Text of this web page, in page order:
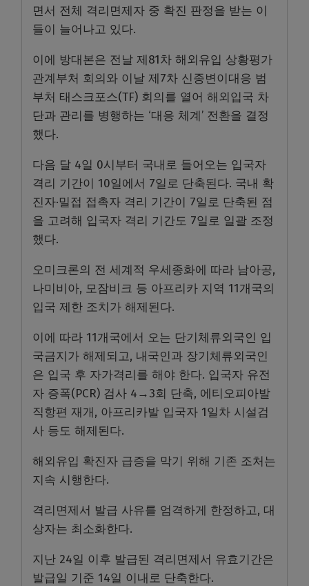
면서 전체 격리면제자 중 확진 판정을 받는 이
들이 늘어나고 있다.
이에 방대본은 전날 제81차 해외유입 상황평가
관계부처 회의와 이날 제7차 신종변이대응 범
부처 태스크포스(TF) 회의를 열어 해외입국 차
단과 관리를 병행하는 ‘대응 체계’ 전환을 결정
했다.
다음 달 4일 0시부터 국내로 들어오는 입국자
격리 기간이 10일에서 7일로 단축된다. 국내 확
진자·밀접 접촉자 격리 기간이 7일로 단축된 점
을 고려해 입국자 격리 기간도 7일로 일괄 조정
했다.
오미크론의 전 세계적 우세종화에 따라 남아공,
나미비아, 모잠비크 등 아프리카 지역 11개국의
입국 제한 조치가 해제된다.
이에 따라 11개국에서 오는 단기체류외국인 입
국금지가 해제되고, 내국인과 장기체류외국인
은 입국 후 자가격리를 해야 한다. 입국자 유전
자 증폭(PCR) 검사 4→3회 단축, 에티오피아발
직항편 재개, 아프리카발 입국자 1일차 시설검
사 등도 해제된다.
해외유입 확진자 급증을 막기 위해 기존 조처는
지속 시행한다.
격리면제서 발급 사유를 엄격하게 한정하고, 대
상자는 최소화한다.
지난 24일 이후 발급된 격리면제서 유효기간은
발급일 기준 14일 이내로 단축한다.